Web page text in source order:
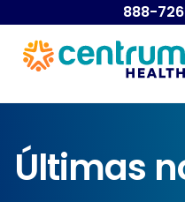
888-
Últimas